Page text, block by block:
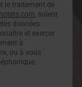
le traitement de
, soient
données
et exercer
à
ou à vous